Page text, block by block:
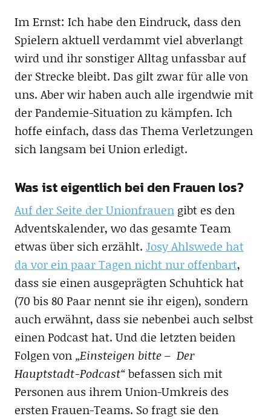
Im Ernst: Ich habe den Eindruck, dass den
Spielern aktuell verdammt viel abverlangt
wird und ihr sonstiger Alltag unfassbar auf
der Strecke bleibt. Das gilt zwar für alle von
uns. Aber wir haben auch alle irgendwie mit
der Pandemie-Situation zu kämpfen. Ich
hoffe einfach, dass das Thema Verletzungen
sich langsam bei Union erledigt.
Was ist eigentlich bei den Frauen los?
Auf der Seite der Unionfrauengibt es den
Adventskalender, wo das gesamte Team
etwas über sich erzählt. Josy Ahlswede hat
da vor ein paar Tagen nicht nur offenbart,
dass sie einen ausgeprägten Schuhtick hat
(70 bis 80 Paar nennt sie ihr eigen), sondern
auch erwähnt, dass sie nebenbei auch selbst
einen Podcast hat. Und die letzten beiden
Folgen von „Einsteigen bitte – Der
Hauptstadt-Podcast“befassen sich mit
Personen aus ihrem Union-Umkreis des
ersten Frauen-Teams. So fragt sie den